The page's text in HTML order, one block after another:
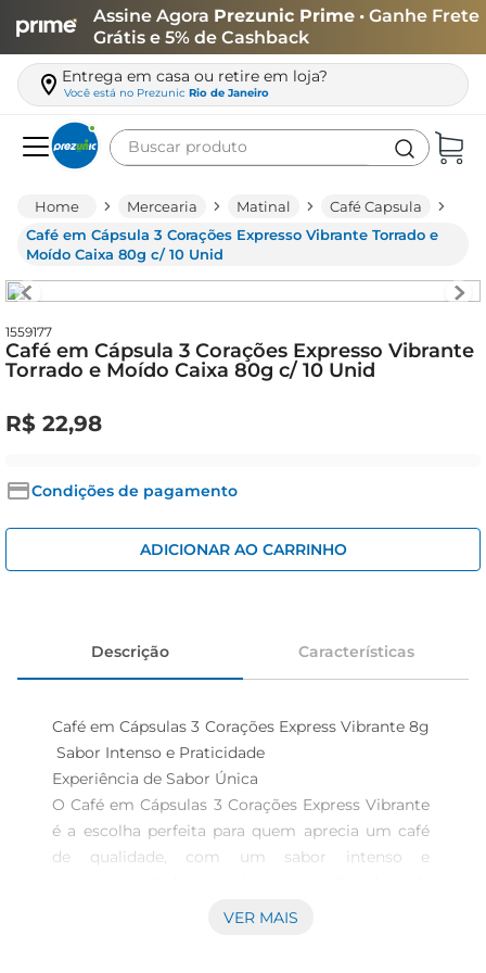
Assine Agora Prezunic Prime • Ganhe Frete
Grátis e 5% de Cashback
Entrega em casa ou retire em loja?
Você está no Prezunic Rio de Janeiro
Buscar produto
Mercearia Matinal
Café Capsula
Café em Cápsula 3 Corações Expresso Vibrante Torrado e
Moído Caixa 80g c/ 10 Unid
1559177
Café em Cápsula 3 Corações Expresso Vibrante
Torrado e Moído Caixa 80g c/ 10 Unid
R$ 22,98
Condições de pagamento
ADICIONAR AO CARRINHO
Descrição Características
Café em Cápsulas 3 Corações Express Vibrante 8g
Sabor Intenso e Praticidade
Experiência de Sabor Única
O Café em Cápsulas 3 Corações Express Vibrante
é a escolha perfeita para quem aprecia um café
de qualidade, com um sabor intenso e
selecionado, proporcionando uma bebida rica e
VER MAIS
leite
café
queijo
azeite
biscoito
iogurte
papel higiênico